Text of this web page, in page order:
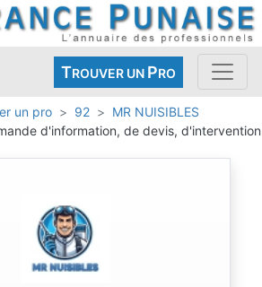
TROUVER UN PRO
un pro 92
MR NUISIBLES
d'information, de devis, d'intervention